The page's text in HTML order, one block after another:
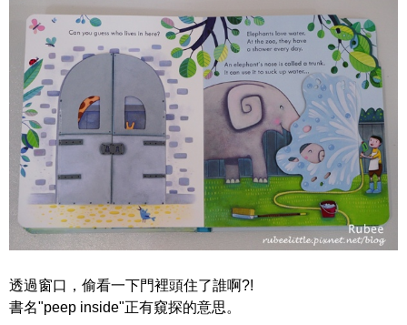
透過窗口，偷看一下門裡頭住了誰啊?!
書名"peep inside"正有窺探的意思。